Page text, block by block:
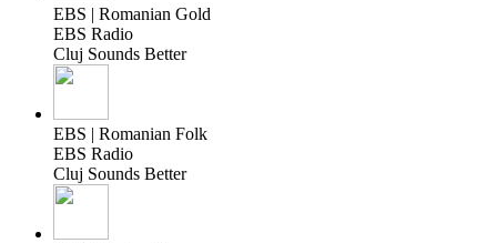
EBS | Romanian Gold
EBS Radio
Cluj Sounds Better
EBS | Romanian Folk
EBS Radio
Cluj Sounds Better